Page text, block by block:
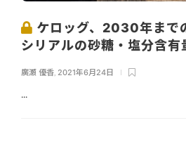
ケロッグ、2030年まで
シリアルの砂糖・塩分含有
廣瀬 優香 2021年6月24日
...